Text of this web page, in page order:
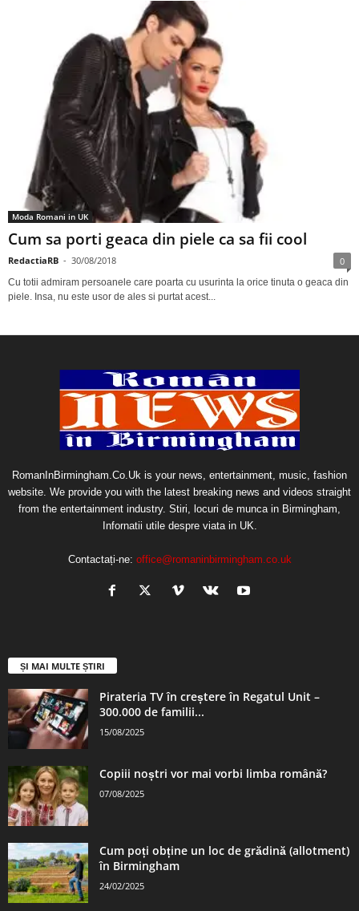
Moda Romani in UK
Cum sa porti geaca din piele ca sa fii cool
RedactiaRB - 30/08/2018 0
Cu totii admiram persoanele care poarta cu usurinta la orice tinuta o geaca din
piele. Insa, nu este usor de ales si purtat acest...
RomanInBirmingham.Co.Uk is your news, entertainment, music, fashion
website. We provide you with the latest breaking news and videos straight
from the entertainment industry. Stiri, locuri de munca in Birmingham,
Infornatii utile despre viata in UK.
Contactați-ne: office@romaninbirmingham.co.uk
ȘI MAI MULTE ȘTIRI
Pirateria TV în creștere în Regatul Unit –
300.000 de familii...
15/08/2025
Copiii noștri vor mai vorbi limba română?
07/08/2025
Cum poți obține un loc de grădină (allotment)
în Birmingham
24/02/2025